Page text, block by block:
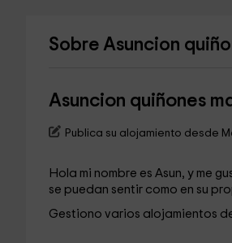
Sobre Asuncion
Asuncion quiñones
Publica su alojamiento desde
Hola mi nombre es Asun, y me
se puedan sentir como en su
Gestiono varios alojamientos